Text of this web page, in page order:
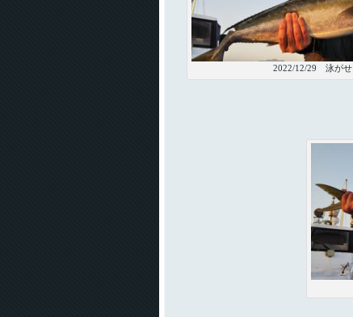
2022/12/29 泳がせ